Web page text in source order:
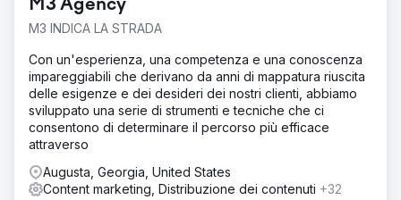
M3 Agency
M3 INDICA LA STRADA
Con un'esperienza, una competenza e una conoscenza
impareggiabili che derivano da anni di mappatura riuscita
delle esigenze e dei desideri dei nostri clienti, abbiamo
sviluppato una serie di strumenti e tecniche che ci
consentono di determinare il percorso più efficace
attraverso
Augusta, Georgia, United States
Content marketing, Distribuzione dei contenuti +32